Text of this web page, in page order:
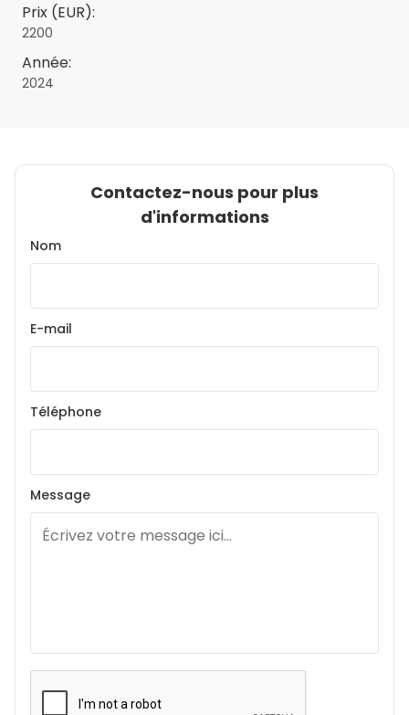
Prix (EUR):
2200
Année:
2024
Contactez-nous pour plus
d'informations
Nom
E-mail
Téléphone
Message